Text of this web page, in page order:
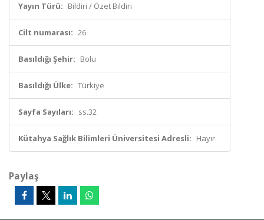
Yayın Türü: Bildiri / Özet Bildiri
Cilt numarası: 26
Basıldığı Şehir: Bolu
Basıldığı Ülke: Türkiye
Sayfa Sayıları: ss.32
Kütahya Sağlık Bilimleri Üniversitesi Adresli: Hayır
Paylaş